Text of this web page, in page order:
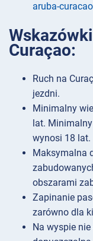
aruba-
Curaçao:
Ruch na
jezdni.
Minimalny
lat.
wynosi 18 lat.
Maksymalna
obszarami
Zapinanie
zarówno dla
Na wyspie